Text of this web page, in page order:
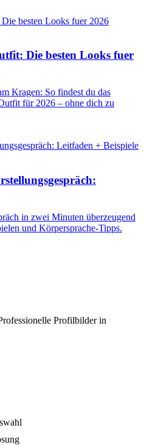
Die besten Looks fuer
Kragen: So findest du das
für 2026 – ohne dich zu
in zwei Minuten überzeugend
und Körpersprache-Tipps.
Profilbilder in